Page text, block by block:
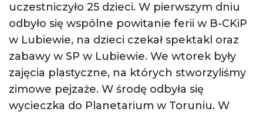
uczestniczyło 25 dzieci. W pierwszym dniu
odbyło się wspólne powitanie ferii w B-CKiP
w Lubiewie, na dzieci czekał spektakl oraz
zabawy w SP w Lubiewie. We wtorek były
zajęcia plastyczne, na których stworzyliśmy
zimowe pejzaże. W środę odbyła się
wycieczka do Planetarium w Toruniu. W